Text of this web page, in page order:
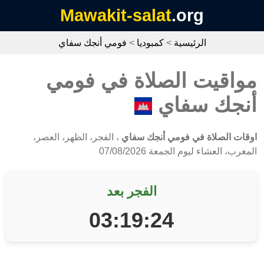
Mawakit-salat.org
الرئيسية > كمبوديا > فومي أنجك سفاي
مواقيت الصلاة في فومي
أنجك سفاي
اوقات الصلاة في فومي أنجك سفاي ، الفجر، الظهر، العصر،
المغرب، العشاء ليوم الجمعة 07/08/2026
الفجر بعد
03:19:24